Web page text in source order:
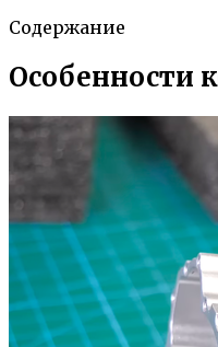
Содержание
Особенности